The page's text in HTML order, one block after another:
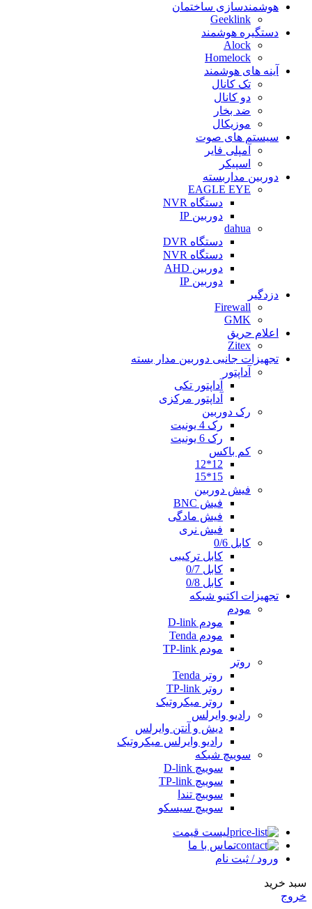
هوشمندسازی ساختمان
Geeklink
دستگیره هوشمند
Alock
Homelock
آینه های هوشمند
تک کانال
دو کانال
ضد بخار
موزیکال
سیستم های صوت
آمپلی فایر
اسپیکر
دوربین مداربسته
EAGLE EYE
دستگاه NVR
دوربین IP
dahua
دستگاه DVR
دستگاه NVR
دوربین AHD
دوربین IP
دزدگیر
Firewall
GMK
اعلام حریق
Zitex
تجهیزات جانبی دوربین مدار بسته
آداپتور
آداپتور تکی
آداپتور مرکزی
رک دوربین
رک 4 یونیت
رک 6 یونیت
کم باکس
12*12
15*15
فیش دوربین
فیش BNC
فیش مادگی
فیش نری
کابل 0/6
کابل ترکیبی
کابل 0/7
کابل 0/8
تجهیزات اکتیو شبکه
مودم
مودم D-link
مودم Tenda
مودم TP-link
روتر
روتر Tenda
روتر TP-link
روتر میکروتیک
رادیو وایرلس
دیش و آنتن وایرلس
رادیو وایرلس میکروتیک
سوییچ شبکه
سوییچ D-link
سوییچ TP-link
سوییچ تندا
سوییچ سیسکو
لیست قیمت
تماس با ما
ورود / ثبت نام
سبد خرید
خروج